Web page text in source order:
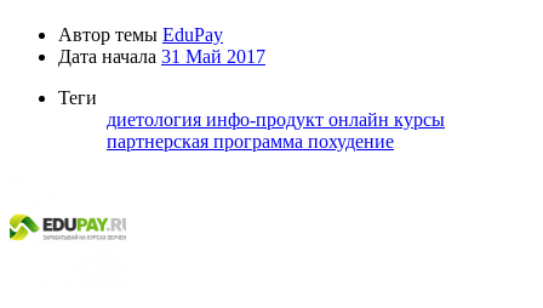
Автор темы EduPay
Дата начала 31 Май 2017
Теги
диетология инфо-продукт онлайн курсы
партнерская программа похудение